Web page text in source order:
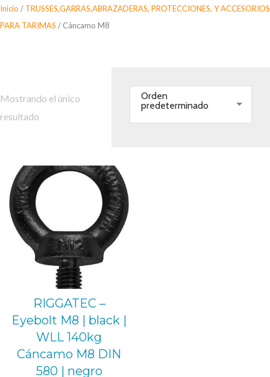
Saltar
al
Inicio / TRUSSES,GARRAS,ABRAZADERAS, PROTECCIONES, Y ACCESORIOS
PARA TARIMAS / Cáncamo M8
Mostrando el único
resultado
Orden
predeterminado
RIGGATEC –
Eyebolt M8 | black |
WLL 140kg
Cáncamo M8 DIN
580 | negro